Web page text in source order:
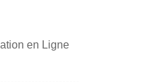
en Ligne